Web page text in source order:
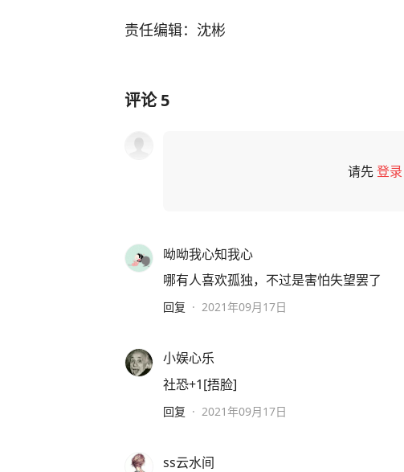
责任编辑：沈彬
评论5
请先登录
呦呦我心知我心
哪有人喜欢孤独，不过是害怕失望罢了
回复 · 2021年09月17日
小娱心乐
社恐+1[捂脸]
回复 · 2021年09月17日
ss云水间